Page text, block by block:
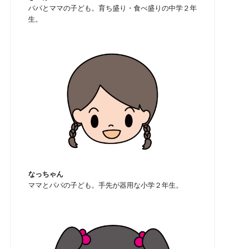
パパとママの子ども。育ち盛り・食べ盛りの中学２年
生。
なっちゃん
ママとパパの子ども。手先が器用な小学２年生。